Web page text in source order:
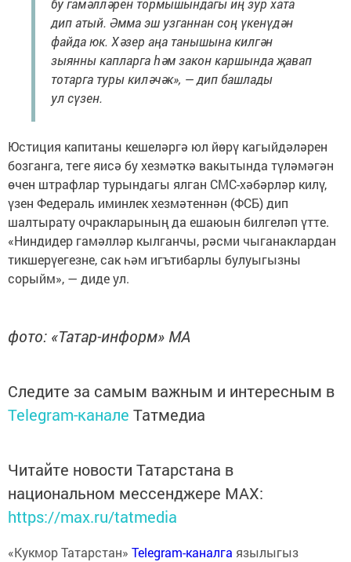
бу гамәлләрен тормышындагы иң зур хата
дип атый. Әмма эш узганнан соң үкенүдән
файда юк. Хәзер аңа танышына килгән
зыянны капларга һәм закон каршында җавап
тотарга туры киләчәк», — дип башлады
ул сүзен.
Юстиция капитаны кешеләргә юл йөрү кагыйдәләрен
бозганга, теге яисә бу хезмәткә вакытында түләмәгән
өчен штрафлар турындагы ялган СМС-хәбәрләр килү,
үзен Федераль иминлек хезмәтеннән (ФСБ) дип
шалтырату очракларының да ешаюын билгеләп үтте.
«Ниндидер гамәлләр кылганчы, рәсми чыганаклардан
тикшерүегезне, сак һәм игътибарлы булуыгызны
сорыйм», — диде ул.
фото: «Татар-информ» МА
Следите за самым важным и интересным в
Telegram-канале Татмедиа
Читайте новости Татарстана в
национальном мессенджере MАХ:
https://max.ru/tatmedia
«Кукмор Татарстан» Telegram-каналга язылыгыз